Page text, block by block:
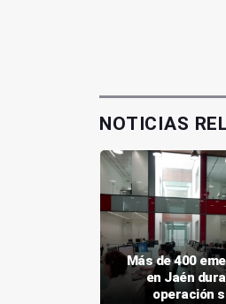
NOTICIAS
Más de 400
en Jaén
operación